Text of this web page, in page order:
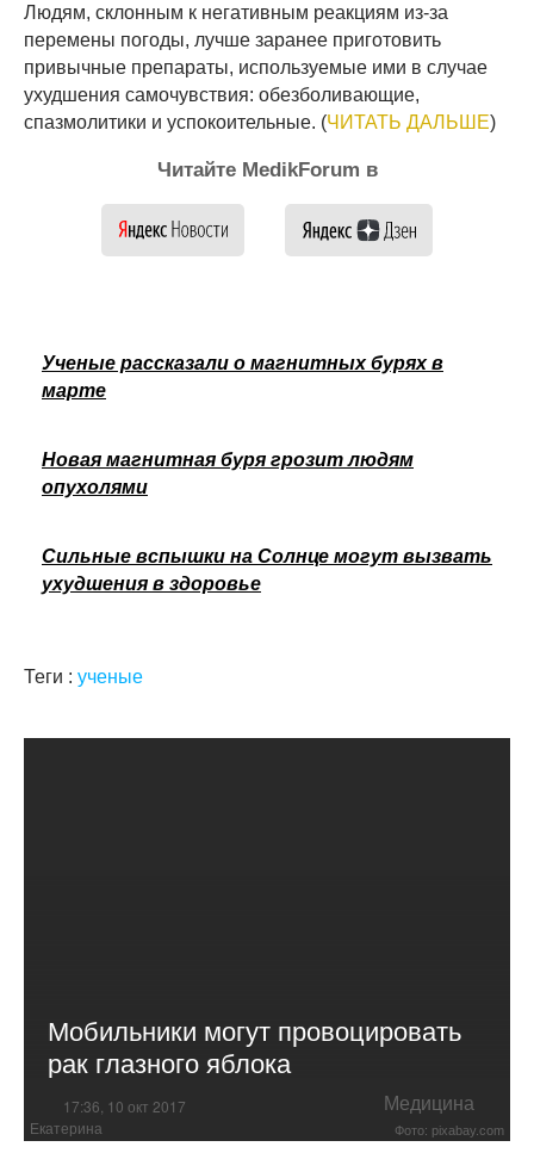
Людям, склонным к негативным реакциям из-за
перемены погоды, лучше заранее приготовить
привычные препараты, используемые ими в случае
ухудшения самочувствия: обезболивающие,
спазмолитики и успокоительные. (ЧИТАТЬ ДАЛЬШЕ)
Читайте MedikForum в
Ученые рассказали о магнитных бурях в
марте
Новая магнитная буря грозит людям
опухолями
Сильные вспышки на Солнце могут вызвать
ухудшения в здоровье
Теги : ученые
Мобильники могут провоцировать
рак глазного яблока
17:36, 10 окт 2017 Медицина
Екатерина Фото: pixabay.com